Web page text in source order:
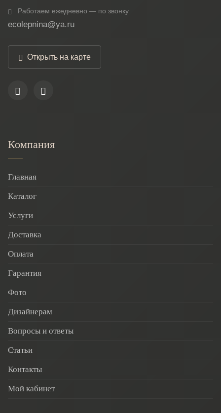
Работаем ежедневно — по звонку
ecolepnina@ya.ru
Открыть на карте
Компания
Главная
Каталог
Услуги
Доставка
Оплата
Гарантия
Фото
Дизайнерам
Вопросы и ответы
Статьи
Контакты
Мой кабинет